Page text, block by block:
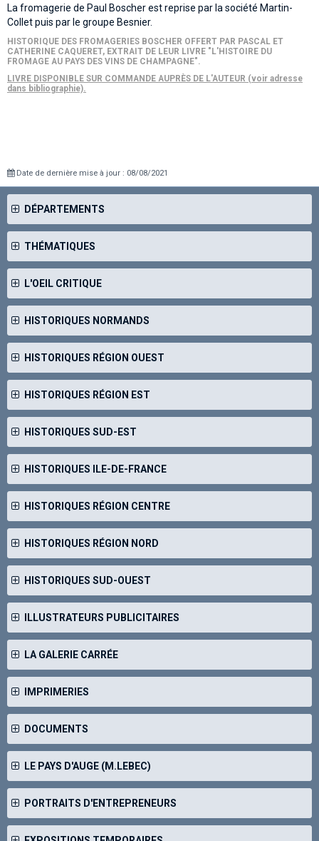
La fromagerie de Paul Boscher est reprise par la société Martin-
Collet puis par le groupe Besnier.
HISTORIQUE DES FROMAGERIES BOSCHER OFFERT PAR PASCAL ET
CATHERINE CAQUERET, EXTRAIT DE LEUR LIVRE "L'HISTOIRE DU
FROMAGE AU PAYS DES VINS DE CHAMPAGNE".
LIVRE DISPONIBLE SUR COMMANDE AUPRÈS DE L'AUTEUR (voir adresse
dans bibliographie).
Date de dernière mise à jour : 08/08/2021
DÉPARTEMENTS
THÉMATIQUES
L'OEIL CRITIQUE
HISTORIQUES NORMANDS
HISTORIQUES RÉGION OUEST
HISTORIQUES RÉGION EST
HISTORIQUES SUD-EST
HISTORIQUES ILE-DE-FRANCE
HISTORIQUES RÉGION CENTRE
HISTORIQUES RÉGION NORD
HISTORIQUES SUD-OUEST
ILLUSTRATEURS PUBLICITAIRES
LA GALERIE CARRÉE
IMPRIMERIES
DOCUMENTS
LE PAYS D'AUGE (M.LEBEC)
PORTRAITS D'ENTREPRENEURS